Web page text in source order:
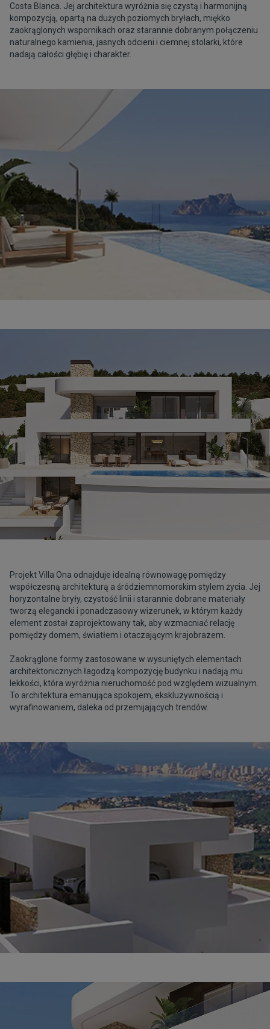
Costa Blanca. Jej architektura wyróżnia się czystą i harmonijną
kompozycją, opartą na dużych poziomych bryłach, miękko
zaokrąglonych wspornikach oraz starannie dobranym połączeniu
naturalnego kamienia, jasnych odcieni i ciemnej stolarki, które
nadają całości głębię i charakter.
Projekt Villa Ona odnajduje idealną równowagę pomiędzy
współczesną architekturą a śródziemnomorskim stylem życia. Jej
horyzontalne bryły, czystość linii i starannie dobrane materiały
tworzą elegancki i ponadczasowy wizerunek, w którym każdy
element został zaprojektowany tak, aby wzmacniać relację
pomiędzy domem, światłem i otaczającym krajobrazem.
Zaokrąglone formy zastosowane w wysuniętych elementach
architektonicznych łagodzą kompozycję budynku i nadają mu
lekkości, która wyróżnia nieruchomość pod względem wizualnym.
To architektura emanująca spokojem, ekskluzywnością i
wyrafinowaniem, daleka od przemijających trendów.